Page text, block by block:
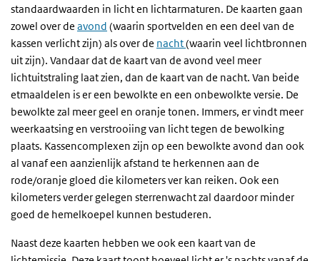
standaardwaarden in licht en lichtarmaturen. De kaarten gaan
zowel over de avond (waarin sportvelden en een deel van de
kassen verlicht zijn) als over de nacht(waarin veel lichtbronnen
uit zijn). Vandaar dat de kaart van de avond veel meer
lichtuitstraling laat zien, dan de kaart van de nacht. Van beide
etmaaldelen is er een bewolkte en een onbewolkte versie. De
bewolkte zal meer geel en oranje tonen. Immers, er vindt meer
weerkaatsing en verstrooiing van licht tegen de bewolking
plaats. Kassencomplexen zijn op een bewolkte avond dan ook
al vanaf een aanzienlijk afstand te herkennen aan de
rode/oranje gloed die kilometers ver kan reiken. Ook een
kilometers verder gelegen sterrenwacht zal daardoor minder
goed de hemelkoepel kunnen bestuderen.
Naast deze kaarten hebben we ook een kaart van de